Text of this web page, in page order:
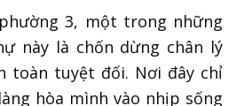
3, một trong những
này là chốn dừng chân lý
toàn tuyệt đối. Nơi đây chỉ
hòa mình vào nhịp sống